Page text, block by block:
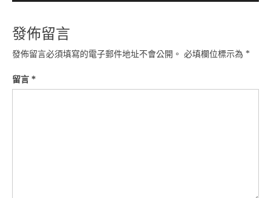
發佈留言
發佈留言必須填寫的電子郵件地址不會公開。 必填欄位標示為 *
留言 *